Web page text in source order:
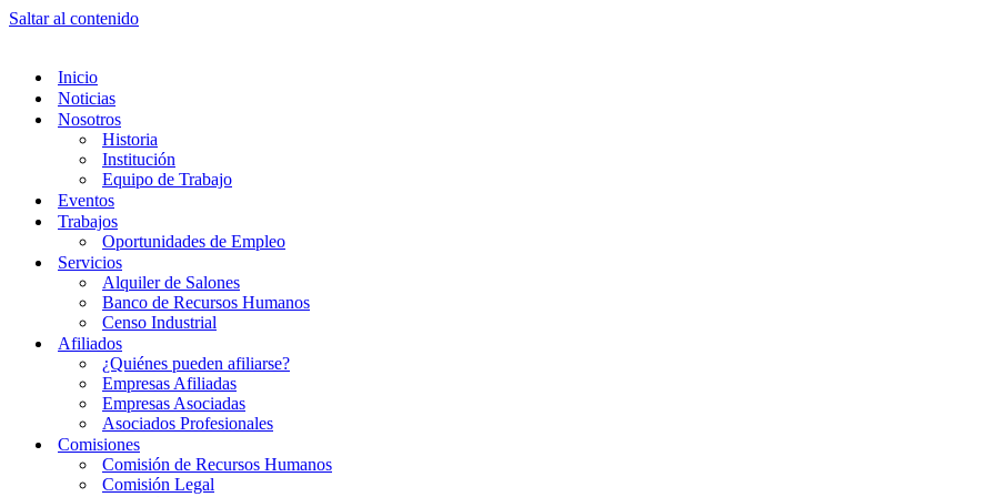
Saltar al contenido
Inicio
Noticias
Nosotros
Historia
Institución
Equipo de Trabajo
Eventos
Trabajos
Oportunidades de Empleo
Servicios
Alquiler de Salones
Banco de Recursos Humanos
Censo Industrial
Afiliados
¿Quiénes pueden afiliarse?
Empresas Afiliadas
Empresas Asociadas
Asociados Profesionales
Comisiones
Comisión de Recursos Humanos
Comisión Legal